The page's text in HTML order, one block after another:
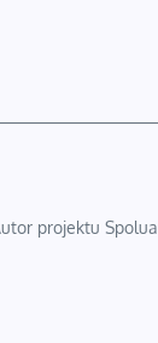
projektu